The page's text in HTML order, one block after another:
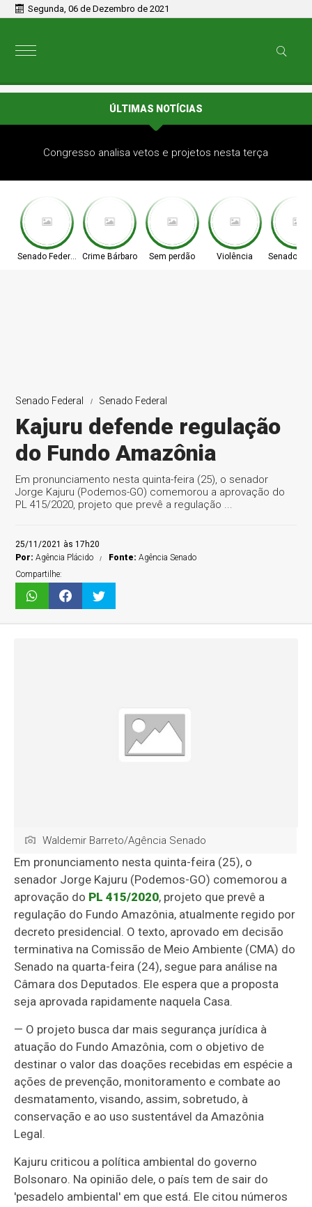
Segunda, 06 de Dezembro de 2021
ÚLTIMAS NOTÍCIAS
Congresso analisa vetos e projetos nesta terça
Senado Federal Crime Bárbaro Sem perdão Violência Senado
Senado Federal Senado Federal
Kajuru defende regulação
do Fundo Amazônia
Em pronunciamento nesta quinta-feira (25), o senador
Jorge Kajuru (Podemos-GO) comemorou a aprovação do
PL 415/2020, projeto que prevê a regulação ...
25/11/2021 às 17h20
Por: Agência Plácido Fonte: Agência Senado
Compartilhe:
Waldemir Barreto/Agência Senado
Em pronunciamento nesta quinta-feira (25), o
senador Jorge Kajuru (Podemos-GO) comemorou a
aprovação do PL 415/2020, projeto que prevê a
regulação do Fundo Amazônia, atualmente regido por
decreto presidencial. O texto, aprovado em decisão
terminativa na Comissão de Meio Ambiente (CMA) do
Senado na quarta-feira (24), segue para análise na
Câmara dos Deputados. Ele espera que a proposta
seja aprovada rapidamente naquela Casa.
— O projeto busca dar mais segurança jurídica à
atuação do Fundo Amazônia, com o objetivo de
destinar o valor das doações recebidas em espécie a
ações de prevenção, monitoramento e combate ao
desmatamento, visando, assim, sobretudo, à
conservação e ao uso sustentável da Amazônia
Legal.
Kajuru criticou a política ambiental do governo
Bolsonaro. Na opinião dele, o país tem de sair do
'pesadelo ambiental' em que está. Ele citou números